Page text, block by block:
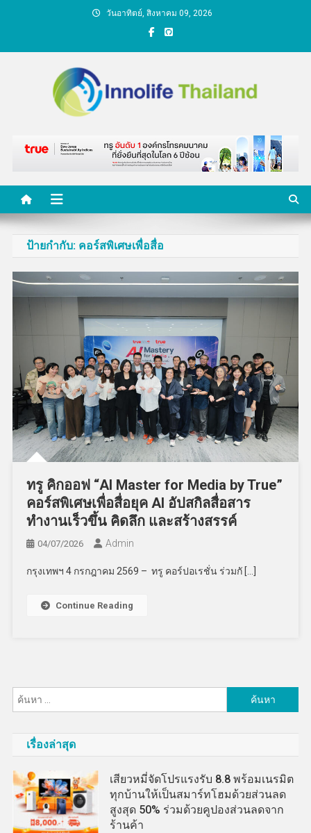
วันอาทิตย์, สิงหาคม 09, 2026
คนกับความคิด ชีวิตกับ
นวัตกรรม
ป้ายกำกับ: คอร์สพิเศษเพื่อสื่อ
ทรู คิกออฟ “AI Master for Media by True”
คอร์สพิเศษเพื่อสื่อยุค AI อัปสกิลสื่อสาร
ทำงานเร็วขึ้น คิดลึก และสร้างสรรค์
04/07/2026 Admin
กรุงเทพฯ 4 กรกฎาคม 2569 – ทรู คอร์ปอเรชั่น ร่วมกั […]
Continue Reading
สำหรับ:
เรื่องล่าสุด
เสียวหมี่จัดโปรแรงรับ 8.8 พร้อมเนรมิต
ทุกบ้านให้เป็นสมาร์ทโฮมด้วยส่วนลด
สูงสุด 50% ร่วมด้วยคูปองส่วนลดจาก
ร้านค้า